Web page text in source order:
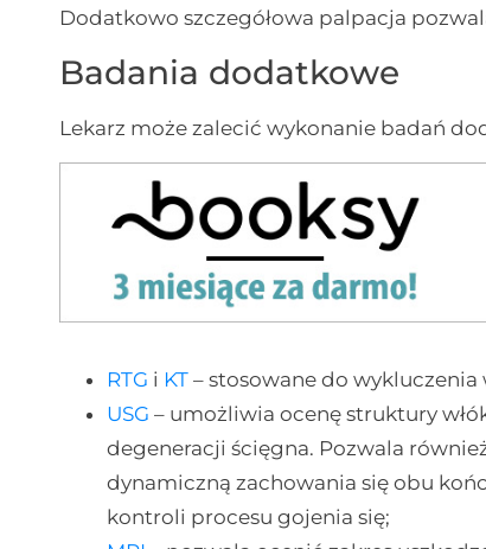
Dodatkowo szczegółowa palpacja
Badania dodatkowe
Lekarz może zalecić wykonanie badań
RTG i KT – stosowane do
USG – umożliwia ocenę struktury
degeneracji ścięgna. Pozwala
dynamiczną zachowania się obu
kontroli procesu gojenia się;